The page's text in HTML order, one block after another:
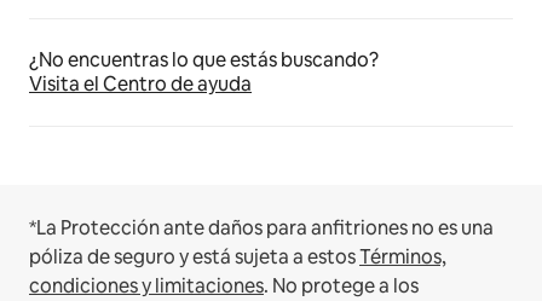
¿No encuentras lo que estás buscando?
Visita el Centro de ayuda
*La Protección ante daños para anfitriones no es una
póliza de seguro y está sujeta a estosTérminos,
condiciones y limitaciones. No protege a los